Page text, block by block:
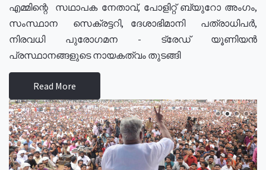
എമ്മിന്റെ സഥാപക നേതാവ്, പോളിറ്റ് ബ്യുറോ അംഗം,
സംസ്ഥാന സെക്രട്ടറി, ദേശാഭിമാനി പത്രാധിപർ,
നിരവധി പുരോഗമന - ട്രേഡ് യൂണിയൻ
പ്രസ്ഥാനങ്ങളുടെ നായകത്വം തുടങ്ങി
Read More